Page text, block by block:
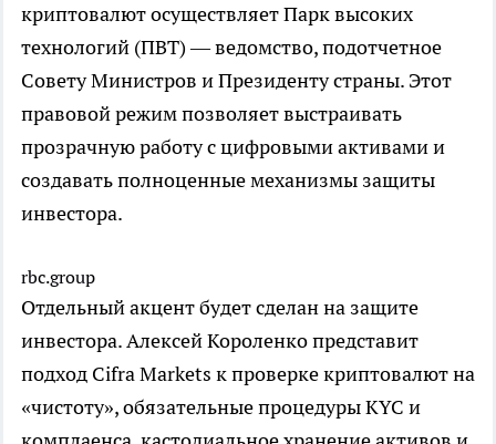
криптовалют осуществляет Парк высоких
технологий (ПВТ) — ведомство, подотчетное
Совету Министров и Президенту страны. Этот
правовой режим позволяет выстраивать
прозрачную работу с цифровыми активами и
создавать полноценные механизмы защиты
инвестора.
rbc.group
Отдельный акцент будет сделан на защите
инвестора. Алексей Короленко представит
подход Cifra Markets к проверке криптовалют на
«чистоту», обязательные процедуры KYC и